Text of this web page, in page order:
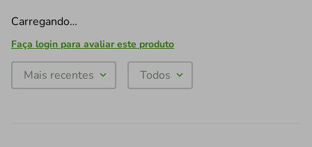
Carregando…
Faça login para avaliar este produto
Mais recentes Todos